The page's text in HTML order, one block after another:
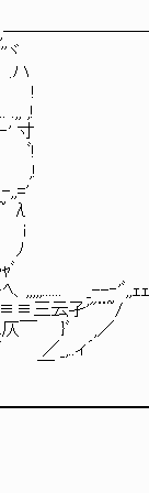
!
,!
!
,!
λ
i
ﾉ
ﾞ
_--‐'ﾞ,,ｪｪ
云孑'"¨~/
}ﾞ ,／
ィ´